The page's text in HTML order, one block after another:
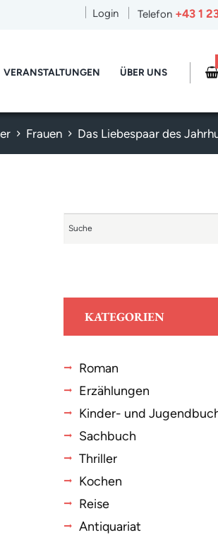
Telefon +43 1
Login
VERANSTALTUNGEN ÜBER UNS
Frauen Das Liebespaar des
KATEGORIEN
Roman
Erzählungen
Kinder- und
Sachbuch
Thriller
Kochen
Reise
Antiquariat